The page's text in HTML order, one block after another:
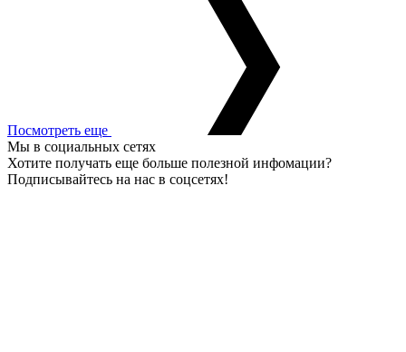
Посмотреть еще
Мы в социальных сетях
Хотите получать еще больше полезной инфомации?
Подписывайтесь на нас в соцсетях!